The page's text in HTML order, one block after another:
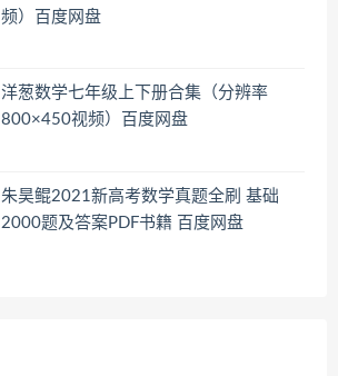
频）百度网盘
洋葱数学七年级上下册合集（分辨率
800×450视频）百度网盘
朱昊鲲2021新高考数学真题全刷 基础
2000题及答案PDF书籍 百度网盘